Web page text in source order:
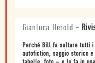
Gianluca Herold -
Perché Bill fa saltare tutti
autofiction, saggio storico